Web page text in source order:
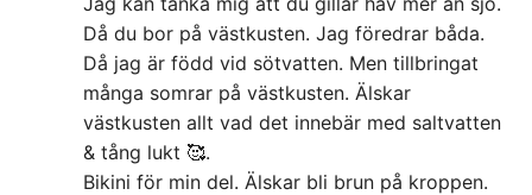
Då du bor på västkusten. Jag föredrar båda.
Då jag är född vid sötvatten. Men tillbringat
många somrar på västkusten. Älskar
västkusten allt vad det innebär med saltvatten
& tång lukt 🥰.
Bikini för min del. Älskar bli brun på kroppen.